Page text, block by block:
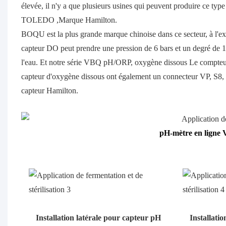
élevée, il n'y a que plusieurs usines qui peuvent produire ce
TOLEDO ,Marque Hamilton.
BOQU est la plus grande marque chinoise dans ce secteur,
capteur DO peut prendre une pression de 6 bars et un degré
l'eau. Et notre série VBQ pH/ORP, oxygène dissous Le
capteur d'oxygène dissous ont également un connecteur VP,
capteur Hamilton.
pH-mètre en ligne
Installation latérale pour capteur pH